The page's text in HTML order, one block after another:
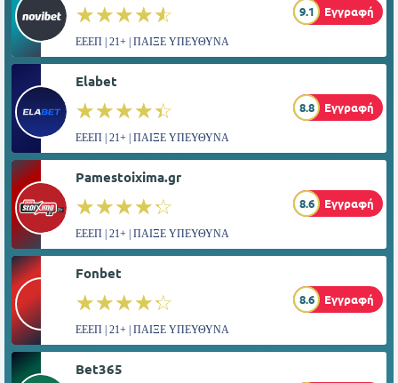
☆☆☆☆☆
★★★★★ 9.1 Εγγραφή
ΕΕΕΠ | 21+ | ΠΑΙΞΕ ΥΠΕΥΘΥΝΑ
Elabet
☆☆☆☆☆
★★★★★ 8.8 Εγγραφή
ΕΕΕΠ | 21+ | ΠΑΙΞΕ ΥΠΕΥΘΥΝΑ
Pamestoixima.gr
☆☆☆☆☆
★★★★★ 8.6 Εγγραφή
ΕΕΕΠ | 21+ | ΠΑΙΞΕ ΥΠΕΥΘΥΝΑ
Fonbet
☆☆☆☆☆
★★★★★ 8.6 Εγγραφή
ΕΕΕΠ | 21+ | ΠΑΙΞΕ ΥΠΕΥΘΥΝΑ
Bet365